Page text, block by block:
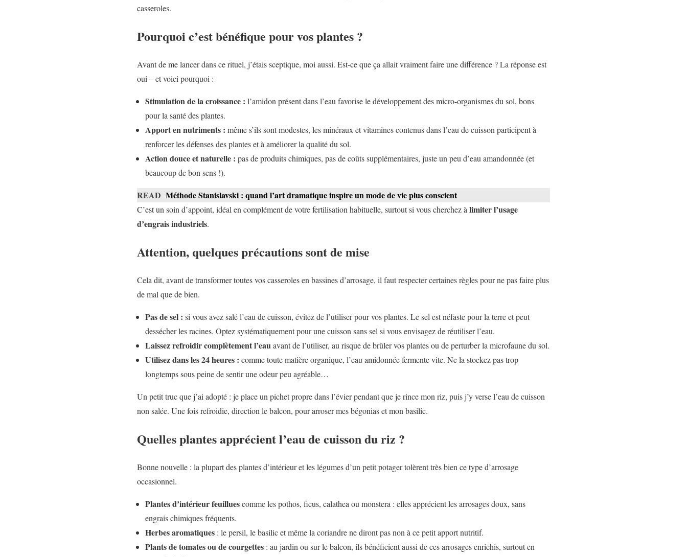
casseroles.
Pourquoi c’est bénéfique pour vos plantes ?
Avant de me lancer dans ce rituel, j’étais sceptique, moi aussi. Est-ce que ça allait vraiment faire une différence ? La réponse est
oui – et voici pourquoi :
Stimulation de la croissance : l’amidon présent dans l’eau favorise le développement des micro-organismes du sol, bons
pour la santé des plantes.
Apport en nutriments : même s’ils sont modestes, les minéraux et vitamines contenus dans l’eau de cuisson participent à
renforcer les défenses des plantes et à améliorer la qualité du sol.
Action douce et naturelle : pas de produits chimiques, pas de coûts supplémentaires, juste un peu d’eau amandonnée (et
beaucoup de bon sens !).
READ Méthode Stanislavski : quand l’art dramatique inspire un mode de vie plus conscient
C’est un soin d’appoint, idéal en complément de votre fertilisation habituelle, surtout si vous cherchez à limiter l’usage
d’engrais industriels.
Attention, quelques précautions sont de mise
Cela dit, avant de transformer toutes vos casseroles en bassines d’arrosage, il faut respecter certaines règles pour ne pas faire plus
de mal que de bien.
Pas de sel : si vous avez salé l’eau de cuisson, évitez de l’utiliser pour vos plantes. Le sel est néfaste pour la terre et peut
dessécher les racines. Optez systématiquement pour une cuisson sans sel si vous envisagez de réutiliser l’eau.
Laissez refroidir complètement l’eauavant de l’utiliser, au risque de brûler vos plantes ou de perturber la microfaune du sol.
Utilisez dans les 24 heures : comme toute matière organique, l’eau amidonnée fermente vite. Ne la stockez pas trop
longtemps sous peine de sentir une odeur peu agréable…
Un petit truc que j’ai adopté : je place un pichet propre dans l’évier pendant que je rince mon riz, puis j’y verse l’eau de cuisson
non salée. Une fois refroidie, direction le balcon, pour arroser mes bégonias et mon basilic.
Quelles plantes apprécient l’eau de cuisson du riz ?
Bonne nouvelle : la plupart des plantes d’intérieur et les légumes d’un petit potager tolèrent très bien ce type d’arrosage
occasionnel.
Plantes d’intérieur feuilluescomme les pothos, ficus, calathea ou monstera : elles apprécient les arrosages doux, sans
engrais chimiques fréquents.
Herbes aromatiques : le persil, le basilic et même la coriandre ne diront pas non à ce petit apport nutritif.
Plants de tomates ou de courgettes : au jardin ou sur le balcon, ils bénéficient aussi de ces arrosages enrichis, surtout en